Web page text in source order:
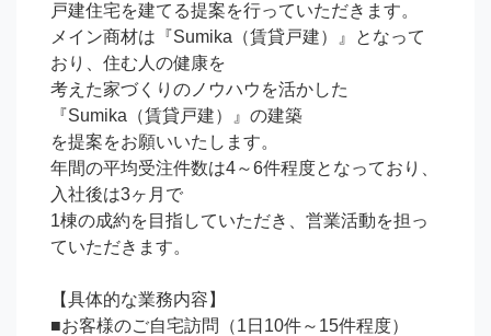
戸建住宅を建てる提案を行っていただきます。
メイン商材は『Sumika（賃貸戸建）』となって
おり、住む人の健康を
考えた家づくりのノウハウを活かした
『Sumika（賃貸戸建）』の建築
を提案をお願いいたします。
年間の平均受注件数は4～6件程度となっており、
入社後は3ヶ月で
1棟の成約を目指していただき、営業活動を担っ
ていただきます。
【具体的な業務内容】
■お客様のご自宅訪問（1日10件～15件程度）